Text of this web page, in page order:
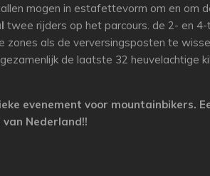
mogen in estafettevorm om en om
twee rijders op het parcours. de 2- en
zones als de verversingsposten te
de laatste 32 heuvelachtige
evenement voor mountainbikers.
Nederland!!